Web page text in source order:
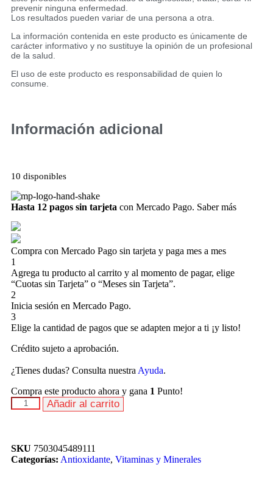
prevenir ninguna enfermedad.
Los resultados pueden variar de una persona a otra.
La información contenida en este producto es únicamente de
carácter informativo y no sustituye la opinión de un profesional
de la salud.
El uso de este producto es responsabilidad de quien lo
consume.
Información adicional
10 disponibles
Hasta 12 pagos sin tarjeta con Mercado Pago. Saber más
Compra con Mercado Pago sin tarjeta y paga mes a mes
1
Agrega tu producto al carrito y al momento de pagar, elige
“Cuotas sin Tarjeta” o “Meses sin Tarjeta”.
2
Inicia sesión en Mercado Pago.
3
Elige la cantidad de pagos que se adapten mejor a ti ¡y listo!
Crédito sujeto a aprobación.
¿Tienes dudas? Consulta nuestra Ayuda.
Compra este producto ahora y gana 1 Punto!
Añadir al carrito
SKU 7503045489111
Categorías: Antioxidante, Vitaminas y Minerales